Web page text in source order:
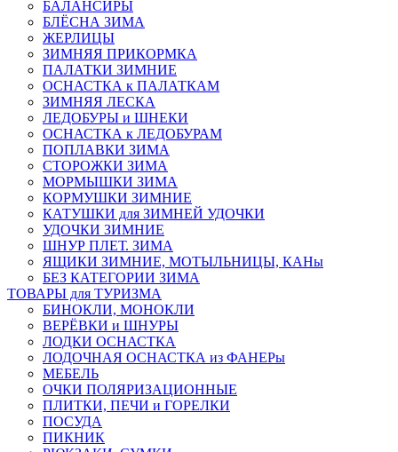
БАЛАНСИРЫ
БЛЁСНА ЗИМА
ЖЕРЛИЦЫ
ЗИМНЯЯ ПРИКОРМКА
ПАЛАТКИ ЗИМНИЕ
ОСНАСТКА к ПАЛАТКАМ
ЗИМНЯЯ ЛЕСКА
ЛЕДОБУРЫ и ШНЕКИ
ОСНАСТКА к ЛЕДОБУРАМ
ПОПЛАВКИ ЗИМА
СТОРОЖКИ ЗИМА
МОРМЫШКИ ЗИМА
КОРМУШКИ ЗИМНИЕ
КАТУШКИ для ЗИМНЕЙ УДОЧКИ
УДОЧКИ ЗИМНИЕ
ШНУР ПЛЕТ. ЗИМА
ЯЩИКИ ЗИМНИЕ, МОТЫЛЬНИЦЫ, КАНы
БЕЗ КАТЕГОРИИ ЗИМА
ТОВАРЫ для ТУРИЗМА
БИНОКЛИ, МОНОКЛИ
ВЕРЁВКИ и ШНУРЫ
ЛОДКИ ОСНАСТКА
ЛОДОЧНАЯ ОСНАСТКА из ФАНЕРы
МЕБЕЛЬ
ОЧКИ ПОЛЯРИЗАЦИОННЫЕ
ПЛИТКИ, ПЕЧИ и ГОРЕЛКИ
ПОСУДА
ПИКНИК